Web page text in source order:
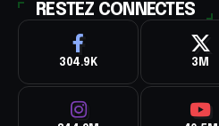
RESTEZ CONNECTES
304.9K 3M